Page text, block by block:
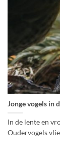
Jonge vogels in
In de lente en
Oudervogels